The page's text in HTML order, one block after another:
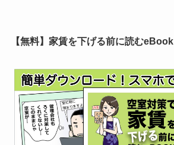
【無料】家賃を下げる前に読むeBook